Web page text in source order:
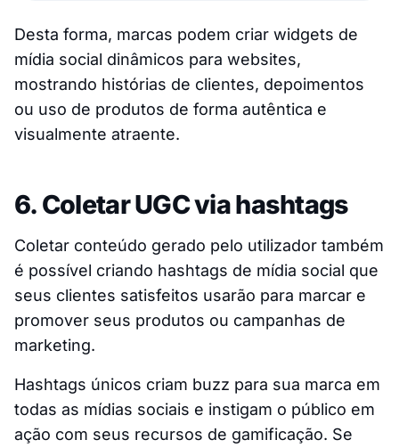
Desta forma, marcas podem criar widgets de
mídia social dinâmicos para websites,
mostrando histórias de clientes, depoimentos
ou uso de produtos de forma autêntica e
visualmente atraente.
6. Coletar UGC via hashtags
Coletar conteúdo gerado pelo utilizador também
é possível criando hashtags de mídia social que
seus clientes satisfeitos usarão para marcar e
promover seus produtos ou campanhas de
marketing.
Hashtags únicos criam buzz para sua marca em
todas as mídias sociais e instigam o público em
ação com seus recursos de gamificação. Se